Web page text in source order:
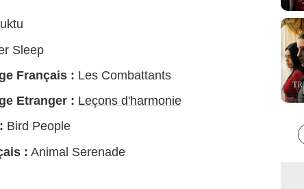
Sleep
Français : Les Combattants
Etranger : Leçons d'harmonie
Bird People
: Animal Serenade